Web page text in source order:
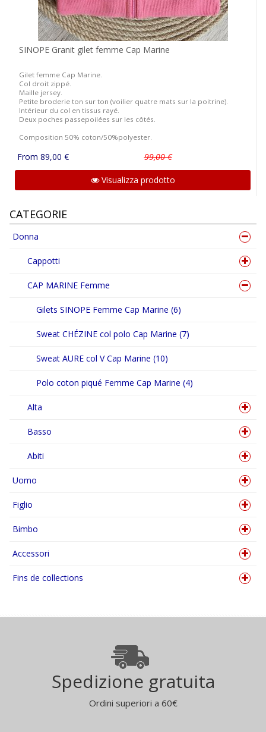
SINOPE Granit gilet femme Cap Marine
Gilet femme Cap Marine.
Col droit zippé.
Maille jersey.
Petite broderie ton sur ton (voilier quatre mats sur la poitrine).
Intérieur du col en tissus rayé.
Deux poches passepoilées sur les côtés.
Composition 50% coton/50%polyester.
From 89,00 € 99,00 €
Visualizza prodotto
CATEGORIE
Donna
Cappotti
CAP MARINE Femme
Gilets SINOPE Femme Cap Marine (6)
Sweat CHÉZINE col polo Cap Marine (7)
Sweat AURE col V Cap Marine (10)
Polo coton piqué Femme Cap Marine (4)
Alta
Basso
Abiti
Uomo
Figlio
Bimbo
Accessori
Fins de collections
Spedizione gratuita
Ordini superiori a 60€